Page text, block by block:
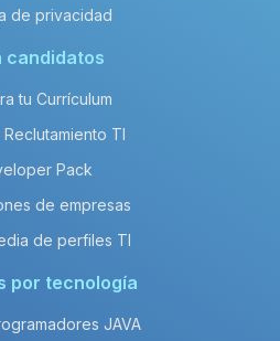
de privacidad
candidatos
tu Currículum
TI
Pack
de empresas
de perfiles TI
por tecnología
JAVA